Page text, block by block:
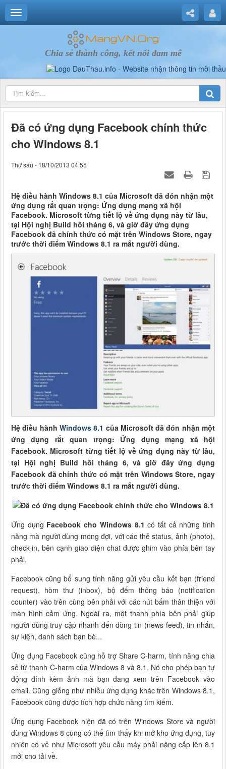
Chia sẻ thành công, kết nối đam mê
Đã có ứng dụng Facebook chính thức
cho Windows 8.1
Thứ sáu - 18/10/2013 04:55
Hệ điều hành Windows 8.1 của Microsoft đã đón nhận một
ứng dụng rất quan trọng: Ứng dụng mạng xã hội
Facebook. Microsoft từng tiết lộ về ứng dụng này từ lâu,
tại Hội nghị Build hồi tháng 6, và giờ đây ứng dụng
Facebook đã chính thức có mặt trên Windows Store, ngay
trước thời điểm Windows 8.1 ra mắt người dùng.
Hệ điều hành Windows 8.1 của Microsoft đã đón nhận một
ứng dụng rất quan trọng: Ứng dụng mạng xã hội
Facebook. Microsoft từng tiết lộ về ứng dụng này từ lâu,
tại Hội nghị Build hồi tháng 6, và giờ đây ứng dụng
Facebook đã chính thức có mặt trên Windows Store, ngay
trước thời điểm Windows 8.1 ra mắt người dùng.
Ứng dụng Facebook cho Windows 8.1 có tất cả những tính
năng mà người dùng mong đợi, với các thẻ status, ảnh (photo),
check-in, bên cạnh giao diện chat được ghim vào phía bên tay
phải.
Facebook cũng bổ sung tính năng gửi yêu cầu kết bạn (friend
request), hòm thư (inbox), bộ đếm thông báo (notification
counter) vào trên cùng bên phải với các nút bấm thân thiện với
màn hình cảm ứng. Ngoài ra, một thanh phía bên phải giúp
người dùng truy cập nhanh đến dòng tin (news feed), tin nhắn,
sự kiện, danh sách bạn bè...
Ứng dụng Facebook cũng hỗ trợ Share C-harm, tính năng chia
sẻ từ thanh C-harm của Windows 8 và 8.1. Nó cho phép bạn tự
động đính kèm ảnh mà bạn đang xem trên Facebook vào
email. Cũng giống như nhiều ứng dụng khác trên Windows 8.1,
Facebook cũng được tích hợp chức năng tìm kiếm.
Ứng dụng Facebook hiện đã có trên Windows Store và người
dùng Windows 8 cũng có thể tìm thấy khi mở kho ứng dụng, tuy
nhiên có vẻ như Microsoft yêu cầu máy phải nâng cấp lên 8.1
mới cho tải về.